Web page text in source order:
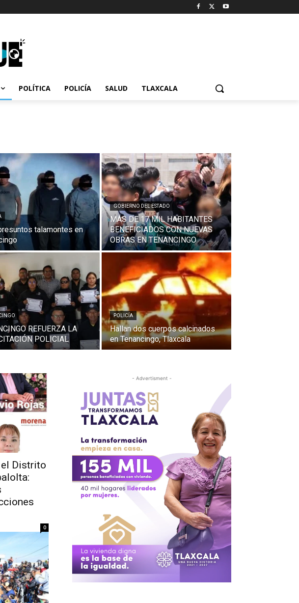
POLÍTICA POLICÍA SALUD TLAXCALA
talamontes en
GOBIERNO DEL ESTADO
MÁS DE 17 MIL HABITANTES
BENEFICIADOS CON NUEVAS
OBRAS EN TENANCINGO
REFUERZA LA
POLICIAL
POLICÍA
Hallan dos cuerpos calcinados
en Tenancingo, Tlaxcala
el Distrito
0
- Advertisment -